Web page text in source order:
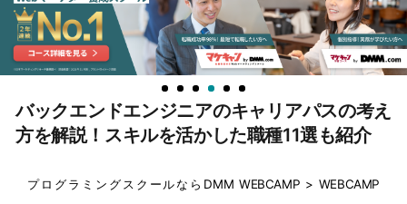
バックエンドエンジニアのキャリアパスの考え
方を解説！スキルを活かした職種11選も紹介
プログラミングスクールならDMM WEBCAMP > WEBCAMP